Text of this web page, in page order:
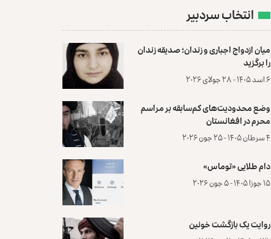
انتخاب سردبیر
میان ازدواج اجباری و زندان؛ صدیقه زندان
را برگزید
۶ اسد ۱۴۰۵ - ۲۸ جولای ۲۰۲۶
وضع محدودیت‌های کم‌سابقه بر مراسم
محرم در افغانستان
۴ سرطان ۱۴۰۵ - ۲۵ جون ۲۰۲۶
دام طلایی «توماس»
۱۵ جوزا ۱۴۰۵ - ۵ جون ۲۰۲۶
روایت یک بازگشت خونین